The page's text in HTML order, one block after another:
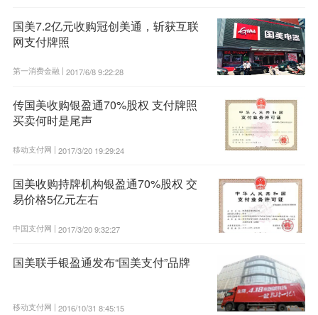
国美7.2亿元收购冠创美通，斩获互联
网支付牌照
第一消费金融 | 2017/6/8 9:22:28
传国美收购银盈通70%股权 支付牌照
买卖何时是尾声
移动支付网 | 2017/3/20 19:29:24
国美收购持牌机构银盈通70%股权 交
易价格5亿元左右
中国支付网 | 2017/3/20 9:32:27
国美联手银盈通发布“国美支付”品牌
移动支付网 | 2016/10/31 8:45:15